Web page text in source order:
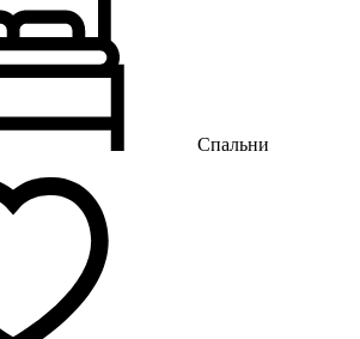
Спальни